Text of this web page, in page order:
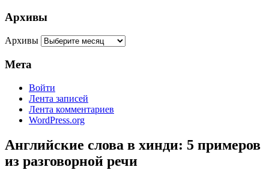
Архивы
Архивы
Мета
Войти
Лента записей
Лента комментариев
WordPress.org
Английские слова в хинди: 5 примеров
из разговорной речи